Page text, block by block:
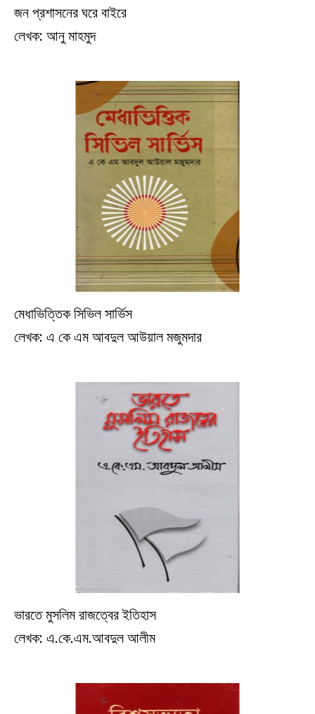
জন প্রশাসনের ঘরে বাইরে
লেখক: আনু মাহমুদ
মেধাভিত্তিক সিভিল সার্ভিস
লেখক: এ কে এম আবদুল আউয়াল মজুমদার
ইতিহাস
ভারতে মুসলিম রাজত্বের ইতিহাস
লেখক: এ.কে.এম.আবদুল আলীম
ইতিহাস